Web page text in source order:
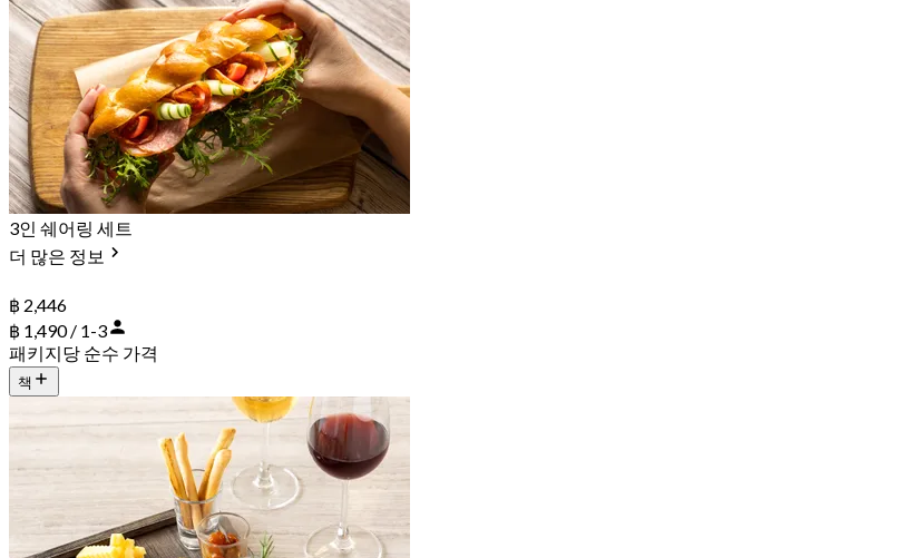
3인 쉐어링 세트
더 많은 정보
฿ 2,446
฿ 1,490 / 1-3
패키지당 순수 가격
책